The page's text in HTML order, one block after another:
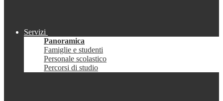
Servizi
Panoramica
Famiglie e studenti
Personale scolastico
Percorsi di studio